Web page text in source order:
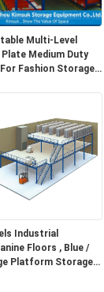
Multi-Level
Medium Duty
For Fashion Storage
Industrial
Floors , Blue /
Platform Storage